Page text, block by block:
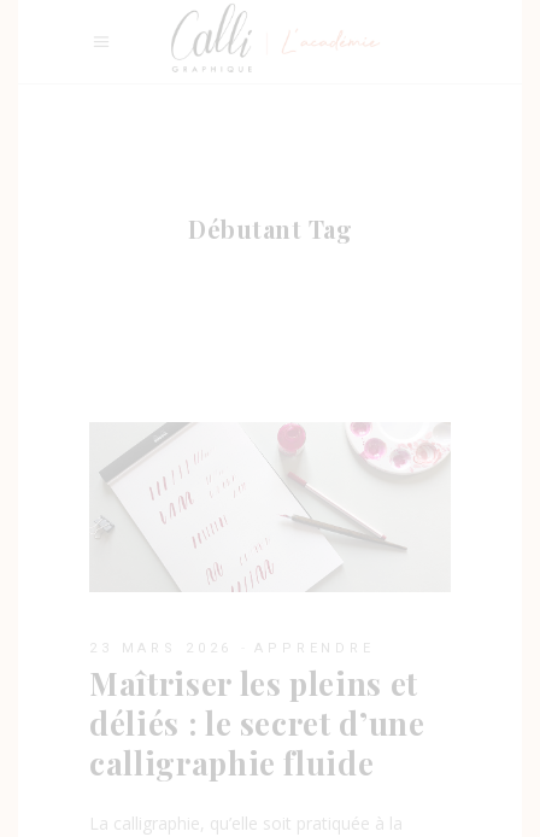
Débutant Tag
23 MARS 2026 APPRENDRE
Maîtriser les pleins et
déliés : le secret d’une
calligraphie fluide
La calligraphie, qu’elle soit pratiquée à la